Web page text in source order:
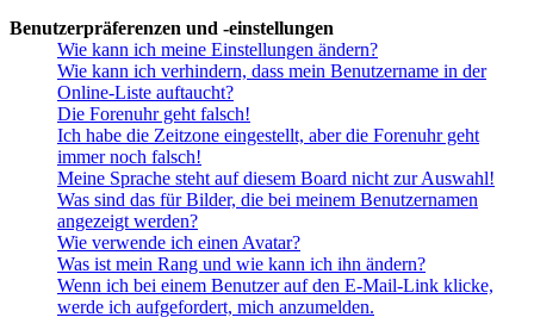
Benutzerpräferenzen und -einstellungen
Wie kann ich meine Einstellungen ändern?
Wie kann ich verhindern, dass mein Benutzername in der
Online-Liste auftaucht?
Die Forenuhr geht falsch!
Ich habe die Zeitzone eingestellt, aber die Forenuhr geht
immer noch falsch!
Meine Sprache steht auf diesem Board nicht zur Auswahl!
Was sind das für Bilder, die bei meinem Benutzernamen
angezeigt werden?
Wie verwende ich einen Avatar?
Was ist mein Rang und wie kann ich ihn ändern?
Wenn ich bei einem Benutzer auf den E-Mail-Link klicke,
werde ich aufgefordert, mich anzumelden.